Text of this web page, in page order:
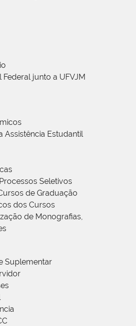
junto a UFVJM
Assistência Estudantil
Seletivos
de Graduação
dos Cursos
de Monografias,
Suplementar